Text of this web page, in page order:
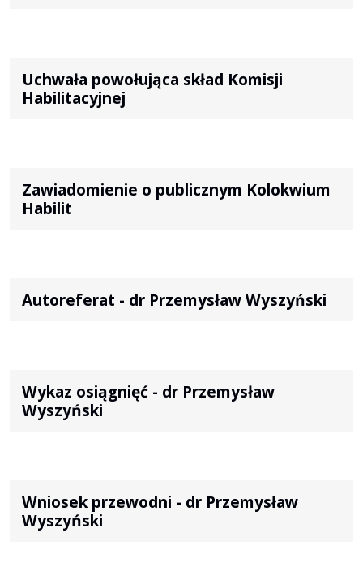
Uchwała powołująca skład Komisji
Habilitacyjnej
Zawiadomienie o publicznym Kolokwium
Habilit
Autoreferat - dr Przemysław Wyszyński
Wykaz osiągnięć - dr Przemysław
Wyszyński
Wniosek przewodni - dr Przemysław
Wyszyński